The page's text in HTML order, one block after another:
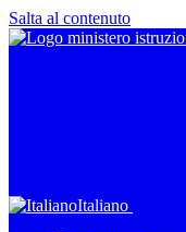
Salta al contenuto
Italiano